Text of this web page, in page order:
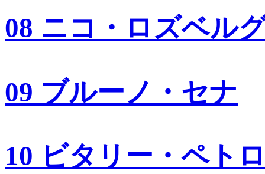
08 ニコ・ロズベル
09 ブルーノ・セナ
10 ビタリー・ペト